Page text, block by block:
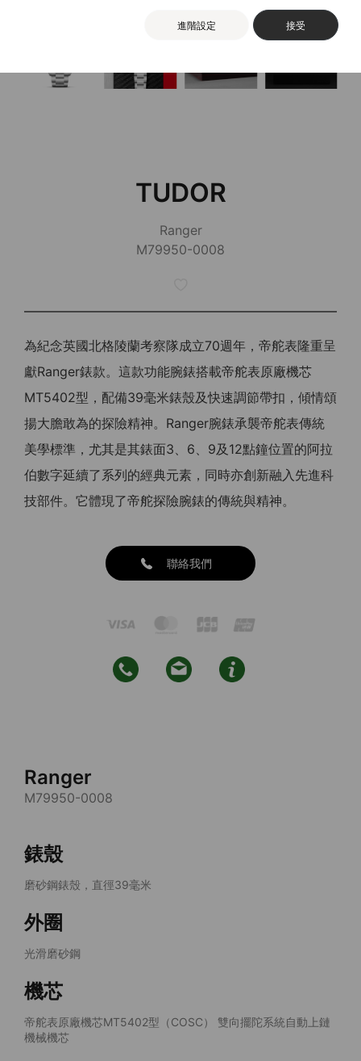
TUDOR
Ranger
M79950-0008
為紀念英國北格陵蘭考察隊成立70週年，帝舵表隆重呈
獻Ranger錶款。這款功能腕錶搭載帝舵表原廠機芯
MT5402型，配備39毫米錶殼及快速調節帶扣，傾情頌
揚大膽敢為的探險精神。Ranger腕錶承襲帝舵表傳統
美學標準，尤其是其錶面3、6、9及12點鐘位置的阿拉
伯數字延續了系列的經典元素，同時亦創新融入先進科
技部件。它體現了帝舵探險腕錶的傳統與精神。
聯絡我們
Ranger
M79950-0008
錶殼
磨砂鋼錶殼，直徑39毫米
外圈
光滑磨砂鋼
機芯
帝舵表原廠機芯MT5402型（COSC） 雙向擺陀系統自動上鏈
機械機芯
進階設定 接受